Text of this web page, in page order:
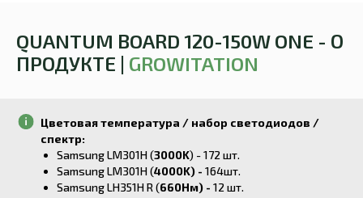
QUANTUM BOARD 120-150W ONE - О
ПРОДУКТЕ | GROWITATION
Цветовая температура / набор светодиодов /
спектр:
Samsung LM301H (3000K) - 172 шт.
Samsung LM301H (4000K) - 164шт.
Samsung LH351H R (660Нм) - 12 шт.